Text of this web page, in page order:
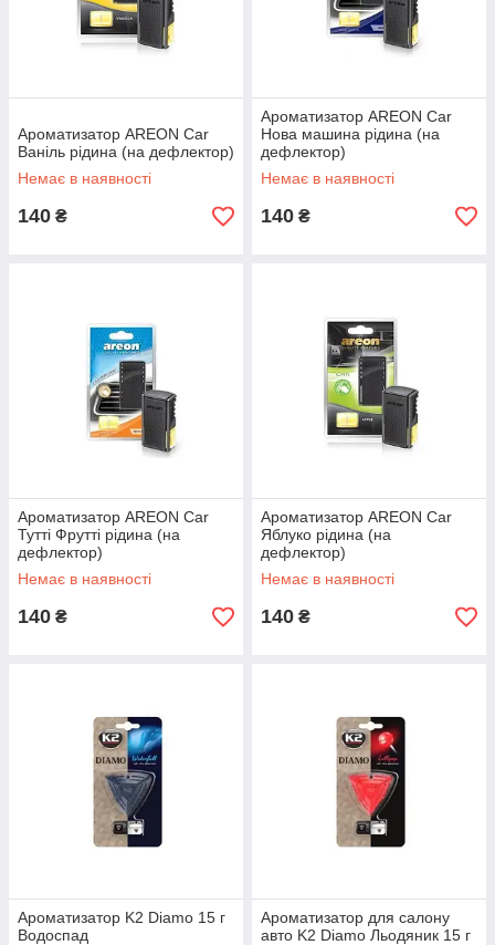
Ароматизатор AREON Car
Ваніль рідина (на дефлектор)
Немає в наявності
140 ₴
Ароматизатор AREON Car
Нова машина рідина (на
дефлектор)
Немає в наявності
140 ₴
Ароматизатор AREON Car
Тутті Фрутті рідина (на
дефлектор)
Немає в наявності
140 ₴
Ароматизатор AREON Car
Яблуко рідина (на
дефлектор)
Немає в наявності
140 ₴
Ароматизатор K2 Diamo 15 г
Водоспад
Ароматизатор для салону
авто K2 Diamo Льодяник 15 г